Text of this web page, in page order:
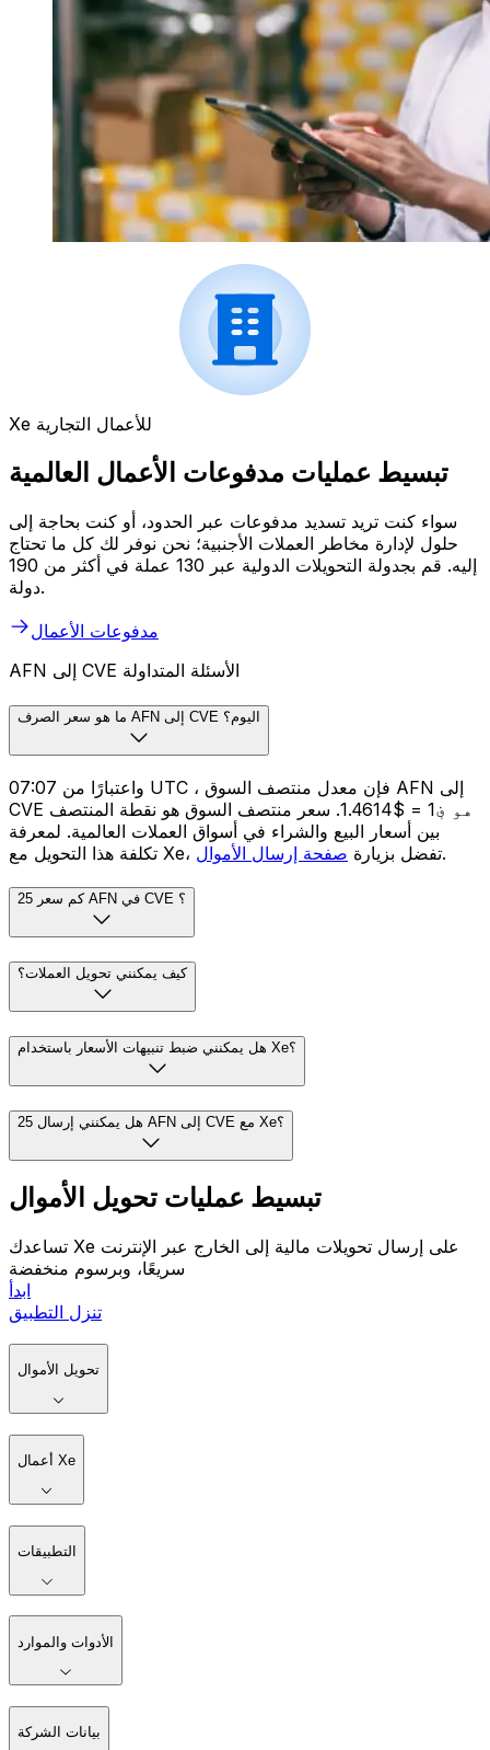
Xe للأعمال التجارية
تبسيط عمليات مدفوعات الأعمال العالمية
سواء كنت تريد تسديد مدفوعات عبر الحدود، أو كنت بحاجة إلى
حلول لإدارة مخاطر العملات الأجنبية؛ نحن نوفر لك كل ما تحتاج
إليه. قم بجدولة التحويلات الدولية عبر 130 عملة في أكثر من 190
دولة.
مدفوعات الأعمال
AFN إلى CVE الأسئلة المتداولة
ما هو سعر الصرف AFN إلى CVE اليوم؟
واعتبارًا من 07:07 UTC ، فإن معدل منتصف السوق AFN إلى
CVE هو ؋1 = $1.4614. سعر منتصف السوق هو نقطة المنتصف
بين أسعار البيع والشراء في أسواق العملات العالمية. لمعرفة
تكلفة هذا التحويل مع Xe، تفضل بزيارة صفحة إرسال الأموال .
كم سعر 25 AFN في CVE ؟
كيف يمكنني تحويل العملات؟
هل يمكنني ضبط تنبيهات الأسعار باستخدام Xe؟
هل يمكنني إرسال 25 AFN إلى CVE مع Xe؟
تبسيط عمليات تحويل الأموال
تساعدك Xe على إرسال تحويلات مالية إلى الخارج عبر الإنترنت
سريعًا، وبرسوم منخفضة
ابدأ
تنزل التطبيق
تحويل الأموال
أعمال Xe
التطبيقات
الأدوات والموارد
بيانات الشركة